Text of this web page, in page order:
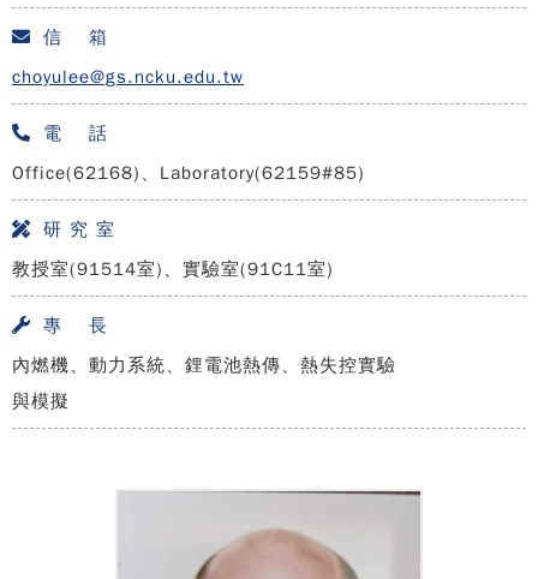
信 箱
choyulee@gs.ncku.edu.tw
電 話
Office(62168)、Laboratory(62159#85)
研 究 室
教授室(91514室)、實驗室(91C11室)
專 長
內燃機、動力系統、鋰電池熱傳、熱失控實驗
與模擬